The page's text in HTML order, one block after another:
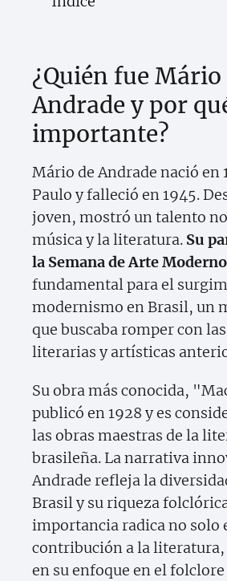
¿Quién fue Mário
Andrade y por
importante?
Mário de Andrade nació en
Paulo y falleció en 1945.
joven, mostró un talento
música y la literatura. Su
la Semana de Arte
fundamental para el
modernismo en Brasil, un
que buscaba romper con
literarias y artísticas
Su obra más conocida,
publicó en 1928 y es
las obras maestras de la
brasileña. La narrativa
Andrade refleja la
Brasil y su riqueza
importancia radica no solo
contribución a la
en su enfoque en el